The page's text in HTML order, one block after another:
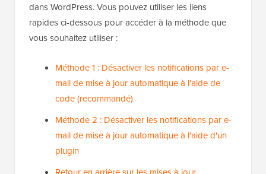
dans WordPress. Vous pouvez utiliser les liens
rapides ci-dessous pour accéder à la méthode que
vous souhaitez utiliser :
Méthode 1 : Désactiver les notifications par e-
mail de mise à jour automatique à l'aide de
code (recommandé)
Méthode 2 : Désactiver les notifications par e-
mail de mise à jour automatique à l'aide d'un
plugin